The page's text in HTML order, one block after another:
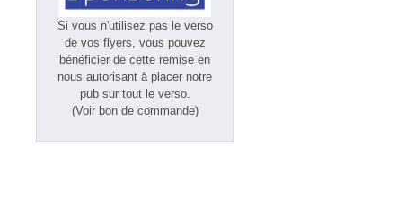
Si vous n'utilisez pas le verso
de vos flyers, vous pouvez
bénéficier de cette remise en
nous autorisant à placer notre
pub sur tout le verso.
(Voir bon de commande)